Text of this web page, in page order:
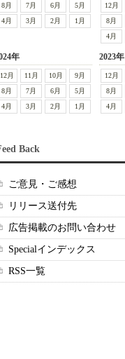
8月 7月 6月
5月
4月
3月 2月 1月
12月
8月
4月
年
12月 11月 10月
9月
8月
7月 6月
5月
4月
3月 2月 1月
2023年
12月
8月
4月
Back
ご意見・ご感想
リリース送付先
広告掲載のお問い合わせ
Specialインデックス
RSS一覧